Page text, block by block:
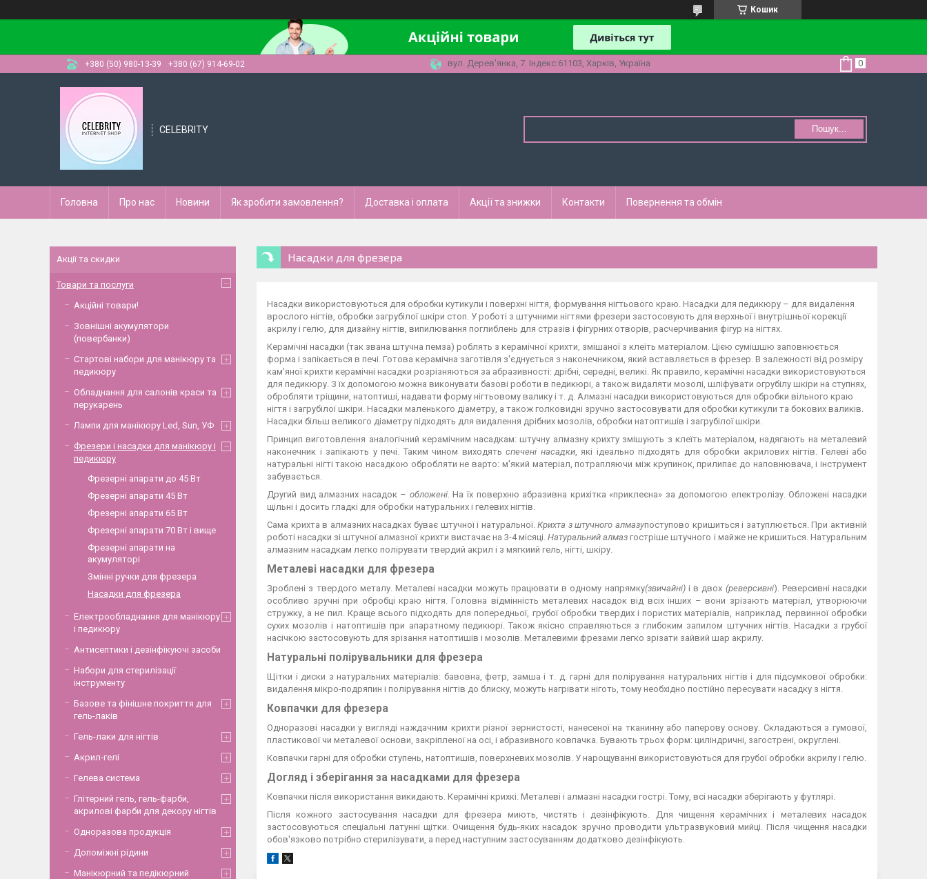
Кошик
+380 (50) 980-13-39 +380 (67) 914-69-02 вул. Дерев'янка, 7. Індекс:61103, Харків, Україна
CELEBRITY Пошук...
Головна Про нас Новини Як зробити замовлення? Доставка і оплата Акції та знижки Контакти Повернення та обмін
Насадки для фрезера
Насадки використовуються для обробки кутикули і поверхні нігтя, формування нігтьового краю. Насадки для педикюру – для видалення
врослого нігтів, обробки загрубілої шкіри стоп. У роботі з штучними нігтями фрезери застосовують для верхньої і внутрішньої корекції
акрилу і гелю, для дизайну нігтів, випилювання поглиблень для стразів і фігурних отворів, расчерчивания фігур на нігтях.
Керамічні насадки (так звана штучна пемза) роблять з керамічної крихти, змішаної з клеїть матеріалом. Цією сумішшю заповнюється
форма і запікається в печі. Готова керамічна заготівля з'єднується з наконечником, який вставляється в фрезер. В залежності від розміру
кам'яної крихти керамічні насадки розрізняються за абразивності: дрібні, середні, великі. Як правило, керамічні насадки використовуються
для педикюру. З їх допомогою можна виконувати базові роботи в педикюрі, а також видаляти мозолі, шліфувати огрубілу шкіри на ступнях,
обробляти тріщини, натоптиші, надавати форму нігтьовому валику і т. д. Алмазні насадки використовуються для обробки вільного краю
нігтя і загрубілої шкіри. Насадки маленького діаметру, а також голковидні зручно застосовувати для обробки кутикули та бокових валиків.
Насадки більш великого діаметру підходять для видалення дрібних мозолів, обробки натоптишів і загрубілої шкіри.
Принцип виготовлення аналогічний керамічним насадкам: штучну алмазну крихту змішують з клеїть матеріалом, надягають на металевий
наконечник і запікають у печі. Таким чином виходять спечені насадки, які ідеально підходять для обробки акрилових нігтів. Гелеві або
натуральні нігті такою насадкою обробляти не варто: м'який матеріал, потрапляючи між крупинок, прилипає до наповнювача, і інструмент
забувається.
Другий вид алмазних насадок – обложені. На їх поверхню абразивна крихітка «приклеєна» за допомогою електролізу. Обложені насадки
щільні і досить гладкі для обробки натуральних і гелевих нігтів.
Сама крихта в алмазних насадках буває штучної і натуральної.Крихта з штучного алмазупоступово кришиться і затуплюється. При активній
роботі насадки зі штучної алмазної крихти вистачає на 3-4 місяці.Натуральний алмазгостріше штучного і майже не кришиться. Натуральним
алмазним насадкам легко полірувати твердий акрил і з мягкиий гель, нігті, шкіру.
Металеві насадки для фрезера
Зроблені з твердого металу. Металеві насадки можуть працювати в одному напрямку(звичайні)і в двох (реверсивні). Реверсивні насадки
особливо зручні при обробці краю нігтя. Головна відмінність металевих насадок від всіх інших – вони зрізають матеріал, утворюючи
стружку, а не пил. Краще всього підходять для попередньої, грубої обробки твердих і пористих матеріалів, наприклад, первинної обробки
сухих мозолів і натоптишів при апаратному педикюрі. Також якісно справляються з глибоким запилом штучних нігтів. Насадки з грубої
насічкою застосовують для зрізання натоптишів і мозолів. Металевими фрезами легко зрізати зайвий шар акрилу.
Натуральні полірувальники для фрезера
Щітки і диски з натуральних матеріалів: бавовна, фетр, замша і т. д. гарні для полірування натуральних нігтів і для підсумкової обробки:
видалення мікро-подряпин і полірування нігтів до блиску, можуть нагрівати ніготь, тому необхідно постійно пересувати насадку з нігтя.
Ковпачки для фрезера
Одноразові насадки у вигляді наждачним крихти різної зернистості, нанесеної на тканинну або паперову основу. Складаються з гумової,
пластикової чи металевої основи, закріпленої на осі, і абразивного ковпачка. Бувають трьох форм: циліндричні, загострені, округлені.
Ковпачки гарні для обробки ступень, натоптишів, поверхневих мозолів. У нарощуванні використовуються для грубої обробки акрилу і гелю.
Догляд і зберігання за насадками для фрезера
Ковпачки після використання викидають. Керамічні крихкі. Металеві і алмазні насадки гострі. Тому, всі насадки зберігають у футлярі.
Після кожного застосування насадки для фрезера миють, чистять і дезінфікують. Для чищення керамічних і металевих насадок
застосовуються спеціальні латунні щітки. Очищення будь-яких насадок зручно проводити ультразвуковий мийці. Після чищення насадки
обов'язково потрібно стерилізувати, а перед наступним застосуванням додатково дезінфікують.
Акції та скидки
Товари та послуги
Акційні товари!
Зовнішні акумулятори
(повербанки)
Стартові набори для манікюру та
педикюру
Обладнання для салонів краси та
перукарень
Лампи для манікюру Led, Sun, УФ
Фрезери і насадки для манікюру і
педикюру
Фрезерні апарати до 45 Вт
Фрезерні апарати 45 Вт
Фрезерні апарати 65 Вт
Фрезерні апарати 70 Вт і вище
Фрезерні апарати на
акумуляторі
Змінні ручки для фрезера
Насадки для фрезера
Електрообладнання для манікюру
і педикюру
Антисептики і дезінфікуючі засоби
Набори для стерилізації
інструменту
Базове та фінішне покриття для
гель-лаків
Гель-лаки для нігтів
Акрил-гелі
Гелева система
Глітерний гель, гель-фарби,
акрилові фарби для декору нігтів
Одноразова продукція
Допоміжні рідини
Манікюрний та педікюрний